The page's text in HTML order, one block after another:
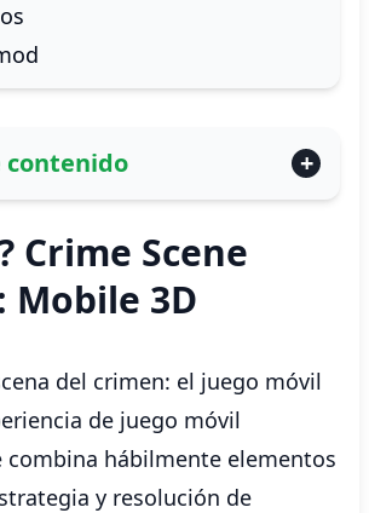
contenido
Crime Scene
Mobile 3D
del crimen: el juego móvil
de juego móvil
hábilmente elementos
y resolución de